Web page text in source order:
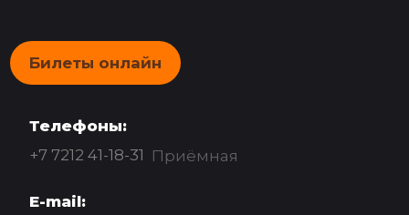
Билеты онлайн
Телефоны:
+7 7212 41-18-31 Приёмная
E-mail: